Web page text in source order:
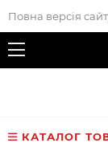
Повна версія
КАТАЛОГ